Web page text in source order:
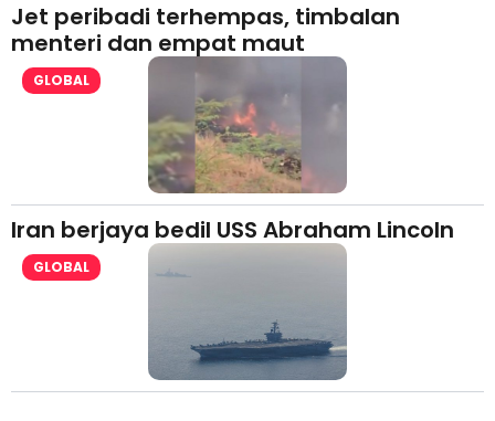
Jet peribadi terhempas, timbalan
menteri dan empat maut
GLOBAL
Iran berjaya bedil USS Abraham Lincoln
GLOBAL